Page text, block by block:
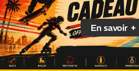
En savoir +